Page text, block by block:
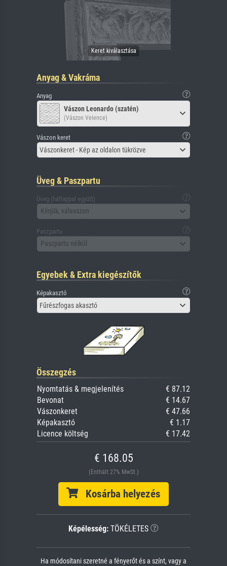
Anyag & Vakráma
Anyag
Vászon Leonardo (szatén)
(Vászon Velence)
Vászon keret
Vászonkeret - Kép az oldalon tükrözve
Üveg & Paszpartu
Üveg (hátlappal együtt)
Kérjük, válasszon
Paszpartu
Paszpartu nélkül
Egyebek & Extra kiegészítők
Képakasztó
Fűrészfogas akasztó
Összegzés
Nyomtatás & megjelenítés
€ 87.12
Bevonat
€ 14.67
Vászonkeret
€ 47.66
Képakasztó
€ 1.17
Licence költség
€ 17.42
€ 168.05
(Enthält 27% MwSt.)
Kosárba helyezés
Képélesség: TÖKÉLETES
Ha módosítani szeretné a fényerőt és a színt, vagy a